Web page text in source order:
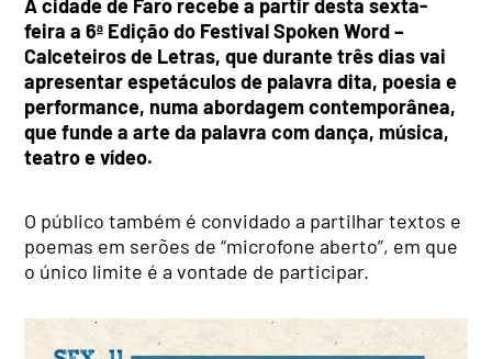
A cidade de Faro recebe a partir desta sexta-
feira a 6ª Edição do Festival Spoken Word –
Calceteiros de Letras, que durante três dias vai
apresentar espetáculos de palavra dita, poesia e
performance, numa abordagem contemporânea,
que funde a arte da palavra com dança, música,
teatro e vídeo.
O público também é convidado a partilhar textos e
poemas em serões de “microfone aberto”, em que
o único limite é a vontade de participar.